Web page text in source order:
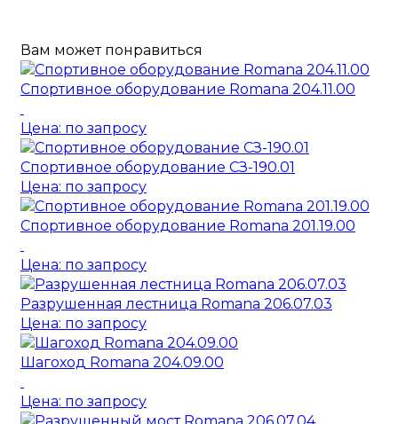
Вам может понравиться
Спортивное оборудование Romana 204.11.00
Цена: по запросу
Спортивное оборудование СЗ-190.01
Цена: по запросу
Спортивное оборудование Romana 201.19.00
Цена: по запросу
Разрушенная лестница Romana 206.07.03
Цена: по запросу
Шагоход Romana 204.09.00
Цена: по запросу